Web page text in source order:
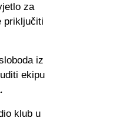
za
priključiti
iz
ekipu
klub u